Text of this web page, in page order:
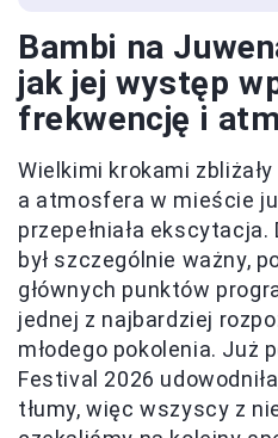
Bambi na
jak jej występ
frekwencję i
Wielkimi krokami
a atmosfera w mieście
przepełniała
był szczególnie ważny,
głównych punktów
jednej z najbardziej
młodego pokolenia. Już
Festival 2026
tłumy, więc wszyscy z